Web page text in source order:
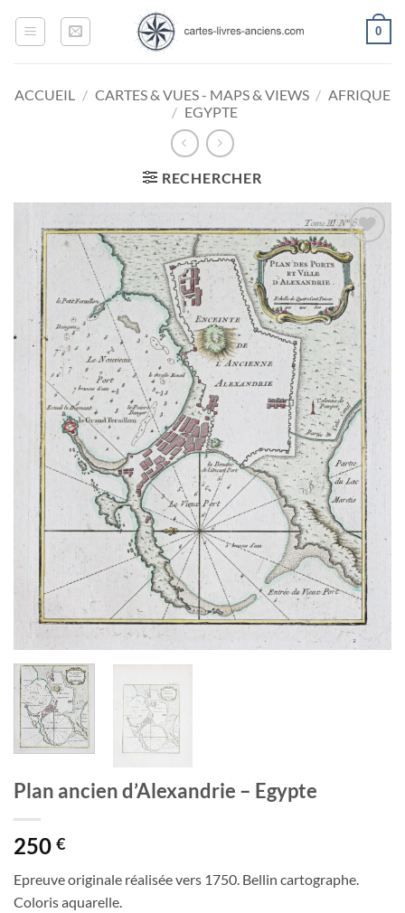
0
ACCUEIL / CARTES & VUES - MAPS & VIEWS / AFRIQUE
/ EGYPTE
RECHERCHER
Ajouter
à la
wishlist
Plan ancien d’Alexandrie – Egypte
250 €
Epreuve originale réalisée vers 1750. Bellin cartographe.
Coloris aquarelle.